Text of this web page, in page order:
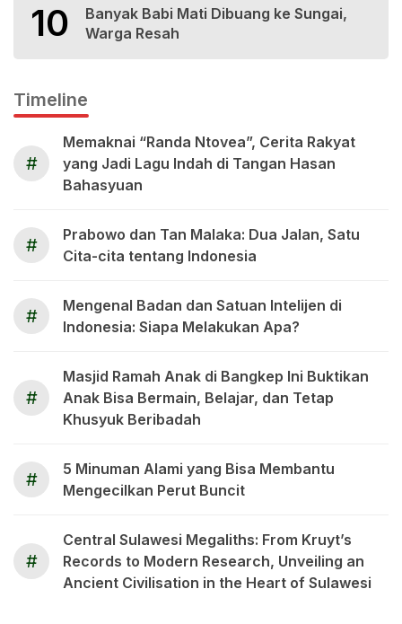
10
Banyak Babi Mati Dibuang ke Sungai,
Warga Resah
Timeline
#
Memaknai “Randa Ntovea”, Cerita Rakyat
yang Jadi Lagu Indah di Tangan Hasan
Bahasyuan
#
Prabowo dan Tan Malaka: Dua Jalan, Satu
Cita-cita tentang Indonesia
#
Mengenal Badan dan Satuan Intelijen di
Indonesia: Siapa Melakukan Apa?
#
Masjid Ramah Anak di Bangkep Ini Buktikan
Anak Bisa Bermain, Belajar, dan Tetap
Khusyuk Beribadah
#
5 Minuman Alami yang Bisa Membantu
Mengecilkan Perut Buncit
#
Central Sulawesi Megaliths: From Kruyt’s
Records to Modern Research, Unveiling an
Ancient Civilisation in the Heart of Sulawesi